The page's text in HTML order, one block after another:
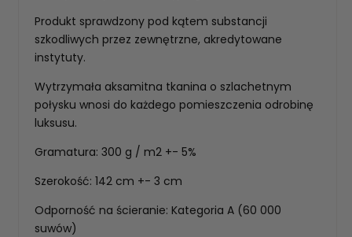
Produkt sprawdzony pod kątem substancji
szkodliwych przez zewnętrzne, akredytowane
instytuty.
Wytrzymała aksamitna tkanina o szlachetnym
połysku wnosi do każdego pomieszczenia odrobinę
luksusu.
Gramatura: 300 g / m2 +- 5%
Szerokość: 142 cm +- 3 cm
Odporność na ścieranie: Kategoria A (60 000
suwów)